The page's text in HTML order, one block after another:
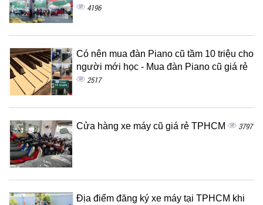
4196
Có nên mua đàn Piano cũ tầm 10 triệu cho
người mới học - Mua đàn Piano cũ giá rẻ
2517
Cửa hàng xe máy cũ giá rẻ TPHCM 3797
Địa điểm đăng ký xe máy tại TPHCM khi